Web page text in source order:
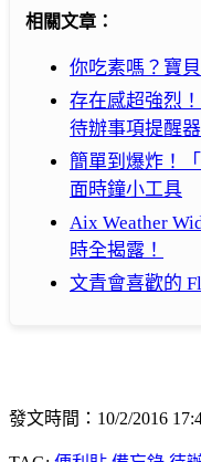
相關文章：
你吃素嗎？寶
存在感超強烈
待辦事項提醒器
簡單到爆炸！
面時鐘小工具
Aix Weather
時全揭露！
文青會喜歡的
發文時間：10/2/2016